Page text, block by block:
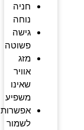
חניה
נוחה
גישה
פשוטה
מזג
אוויר
שאינו
משפיע
אפשרות
לשמור